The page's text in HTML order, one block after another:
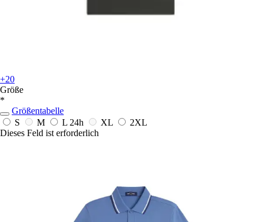
+20
Größe
*
Größentabelle
S
M L 24h XL
2XL
Dieses Feld ist erforderlich